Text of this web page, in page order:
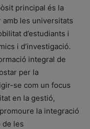
principal és la
amb les universitats
d’estudiants i
i d’investigació.
integral de
per la
se com un focus
en la gestió,
la integració
de les